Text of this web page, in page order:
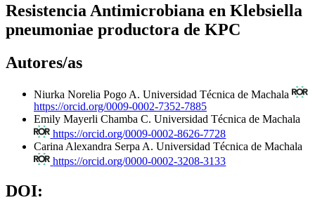
Resistencia Antimicrobiana en Klebsiella
pneumoniae productora de KPC
Autores/as
Niurka Norelia Pogo A. Universidad Técnica de Machala
https://orcid.org/0009-0002-7352-7885
Emily Mayerli Chamba C. Universidad Técnica de Machala
https://orcid.org/0009-0002-8626-7728
Carina Alexandra Serpa A. Universidad Técnica de Machala
https://orcid.org/0000-0002-3208-3133
DOI: